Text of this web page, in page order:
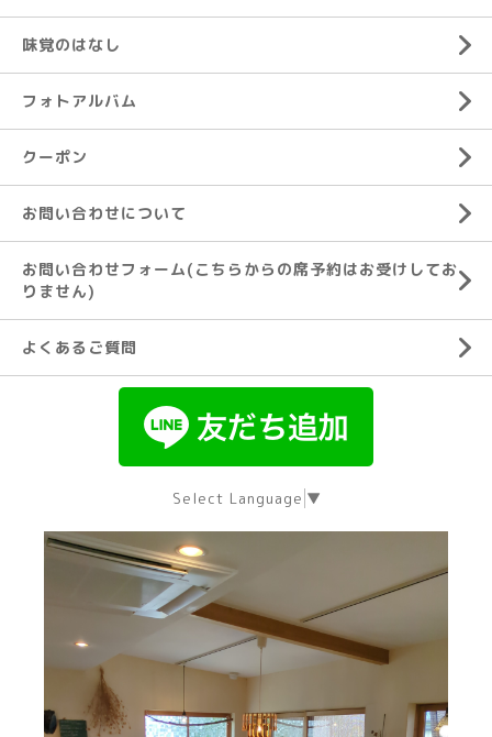
味覚のはなし
フォトアルバム
クーポン
お問い合わせについて
お問い合わせフォーム(こちらからの席予約はお受けしてお
りません)
よくあるご質問
Select Language ▼